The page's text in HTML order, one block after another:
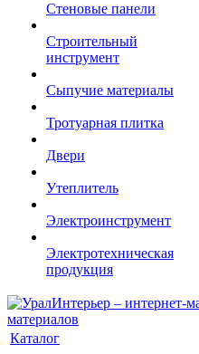
Стеновые панели
Строительный
инструмент
Сыпучие материалы
Тротуарная плитка
Двери
Утеплитель
Электроинструмент
Электротехническая
продукция
Каталог